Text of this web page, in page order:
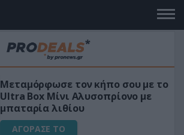
Μεταμόρφωσε τον κήπο σου με το
Ultra Box Μίνι Αλυσοπρίονο με
μπαταρία λιθίου
ΑΓΟΡΑΣΕ ΤΟ